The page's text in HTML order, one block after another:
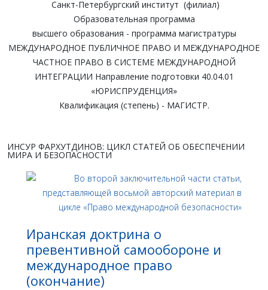
Санкт-Петербургский институт (филиал)
Образовательная программа
высшего образования - программа магистратуры
МЕЖДУНАРОДНОЕ ПУБЛИЧНОЕ ПРАВО И МЕЖДУНАРОДНОЕ
ЧАСТНОЕ ПРАВО В СИСТЕМЕ МЕЖДУНАРОДНОЙ
ИНТЕГРАЦИИ Направление подготовки 40.04.01
«ЮРИСПРУДЕНЦИЯ»
Квалификация (степень) - МАГИСТР.
ИНСУР ФАРХУТДИНОВ: ЦИКЛ СТАТЕЙ ОБ ОБЕСПЕЧЕНИИ
МИРА И БЕЗОПАСНОСТИ
Иранская доктрина о
превентивной самообороне и
международное право
(окончание)